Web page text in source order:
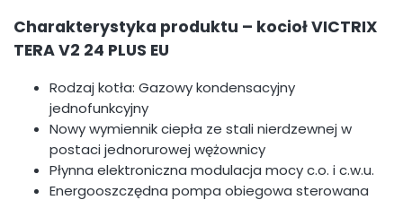
Charakterystyka produktu – kocioł VICTRIX
TERA V2 24 PLUS EU
Rodzaj kotła: Gazowy kondensacyjny
jednofunkcyjny
Nowy wymiennik ciepła ze stali nierdzewnej w
postaci jednorurowej wężownicy
Płynna elektroniczna modulacja mocy c.o. i c.w.u.
Energooszczędna pompa obiegowa sterowana